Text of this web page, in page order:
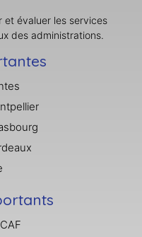
et évaluer les services
des administrations.
CAF